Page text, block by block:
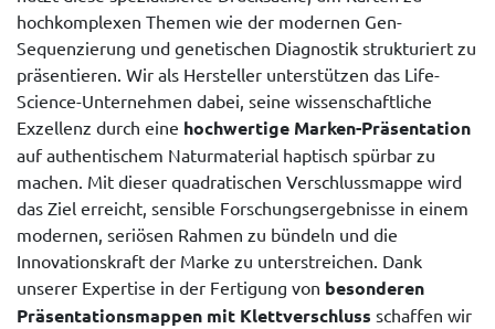
hochkomplexen Themen wie der modernen Gen-
Sequenzierung und genetischen Diagnostik strukturiert zu
präsentieren. Wir als Hersteller unterstützen das Life-
Science-Unternehmen dabei, seine wissenschaftliche
Exzellenz durch eine hochwertige Marken-Präsentation
auf authentischem Naturmaterial haptisch spürbar zu
machen. Mit dieser quadratischen Verschlussmappe wird
das Ziel erreicht, sensible Forschungsergebnisse in einem
modernen, seriösen Rahmen zu bündeln und die
Innovationskraft der Marke zu unterstreichen. Dank
unserer Expertise in der Fertigung von besonderen
Präsentationsmappen mit Klettverschluss schaffen wir